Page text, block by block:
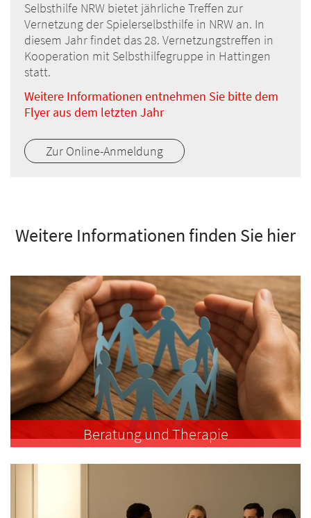
Selbsthilfe NRW bietet jährliche Treffen zur
Vernetzung der Spielerselbsthilfe in NRW an. In
diesem Jahr findet das 28. Vernetzungstreffen in
Kooperation mit Selbsthilfegruppe in Hattingen
statt.
Weitere Informationen entnehmen Sie bitte dem
Flyer aus dem letzten Jahr
Zur Online-Anmeldung
Weitere Informationen finden Sie hier
Beratung und Therapie